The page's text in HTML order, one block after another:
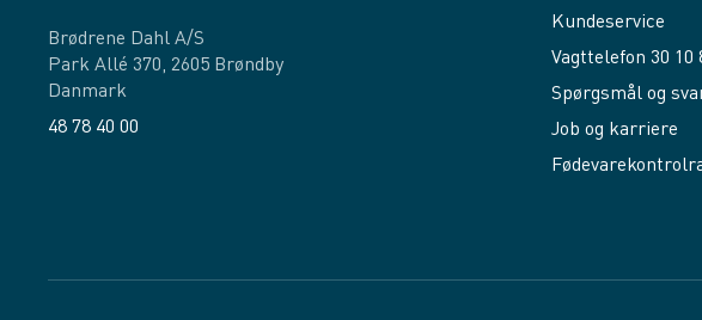
Brødrene Dahl A/S
Park Allé 370, 2605 Brøndby
Danmark
48 78 40 00
Kundeservice
Vagttelefon 30 10
Spørgsmål og
Job og karriere